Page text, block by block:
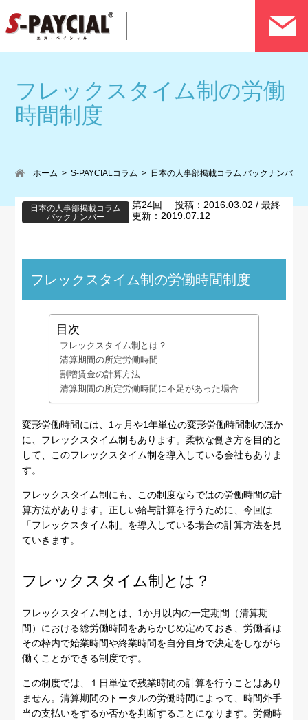
フレックスタイム制の労働
時間制度
ホーム S-PAYCIALコラム 日本の人事部掲載コラム バックナンバー
日本の人事部掲載コラム
バックナンバー
第24回 投稿：2016.03.02 / 最終
更新：2019.07.12
フレックスタイム制の労働時間制度
目次
フレックスタイム制とは？
清算期間の所定労働時間
割増賃金の計算方法
清算期間の所定労働時間に不足があった場合
変形労働時間には、1ヶ月や1年単位の変形労働時間制のほか
に、フレックスタイム制もあります。柔軟な働き方を目的と
して、このフレックスタイム制を導入している会社もありま
す。
フレックスタイム制にも、この制度ならではの労働時間の計
算方法があります。正しい給与計算を行うために、今回は
「フレックスタイム制」を導入している場合の計算方法を見
ていきます。
フレックスタイム制とは？
フレックスタイム制とは、1か月以内の一定期間（清算期
間）における総労働時間をあらかじめ定めておき、労働者は
その枠内で始業時間や終業時間を自分自身で決定をしながら
働くことができる制度です。
この制度では、１日単位で残業時間の計算を行うことはあり
ません。清算期間のトータルの労働時間によって、時間外手
当の支払いをするか否かを判断することになります。労働時